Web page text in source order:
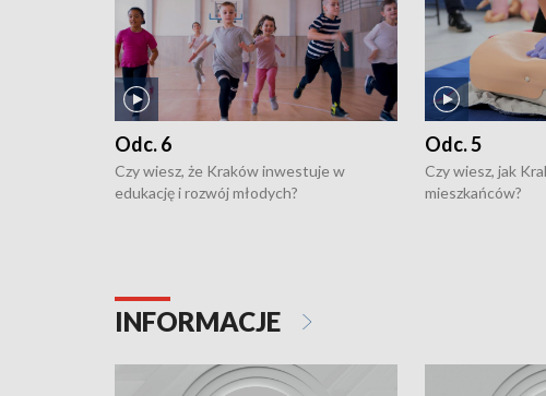
Odc. 6
Czy wiesz, że Kraków inwestuje w
edukację i rozwój młodych?
Odc. 5
Czy wiesz, jak
mieszkańców?
INFORMACJE